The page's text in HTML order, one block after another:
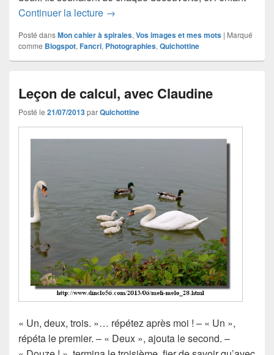
Continuer la lecture « C’est quoi, papa ? », avec Fancri
→
Posté dansMon cahier à spirales, Vos images et mes mots | Marqué
comme Blogspot, Fancri, Photographies, Quichottine
Leçon de calcul, avec Claudine
Posté le 21/07/2013parQuichottine
« Un, deux, trois. »… répétez après moi ! – « Un »,
répéta le premier. – « Deux », ajouta le second. –